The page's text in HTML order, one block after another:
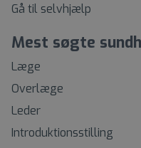
Gå til selvhjælp
Mest søgte
Læge
Overlæge
Leder
Introduktionsstilling